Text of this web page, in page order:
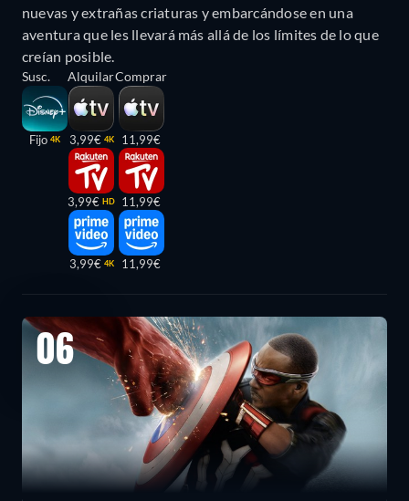
nuevas y extrañas criaturas y embarcándose en una
aventura que les llevará más allá de los límites de lo que
creían posible.
Susc.
Fijo 4K
Alquilar
3,99€ 4K
3,99€ HD
3,99€ 4K
Comprar
11,99€
11,99€
11,99€
06